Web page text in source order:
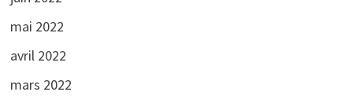
mai 2022
avril 2022
mars 2022